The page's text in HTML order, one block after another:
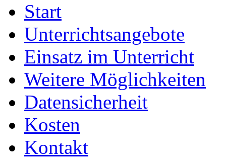
Start
Unterrichtsangebote
Einsatz im Unterricht
Weitere Möglichkeiten
Datensicherheit
Kosten
Kontakt